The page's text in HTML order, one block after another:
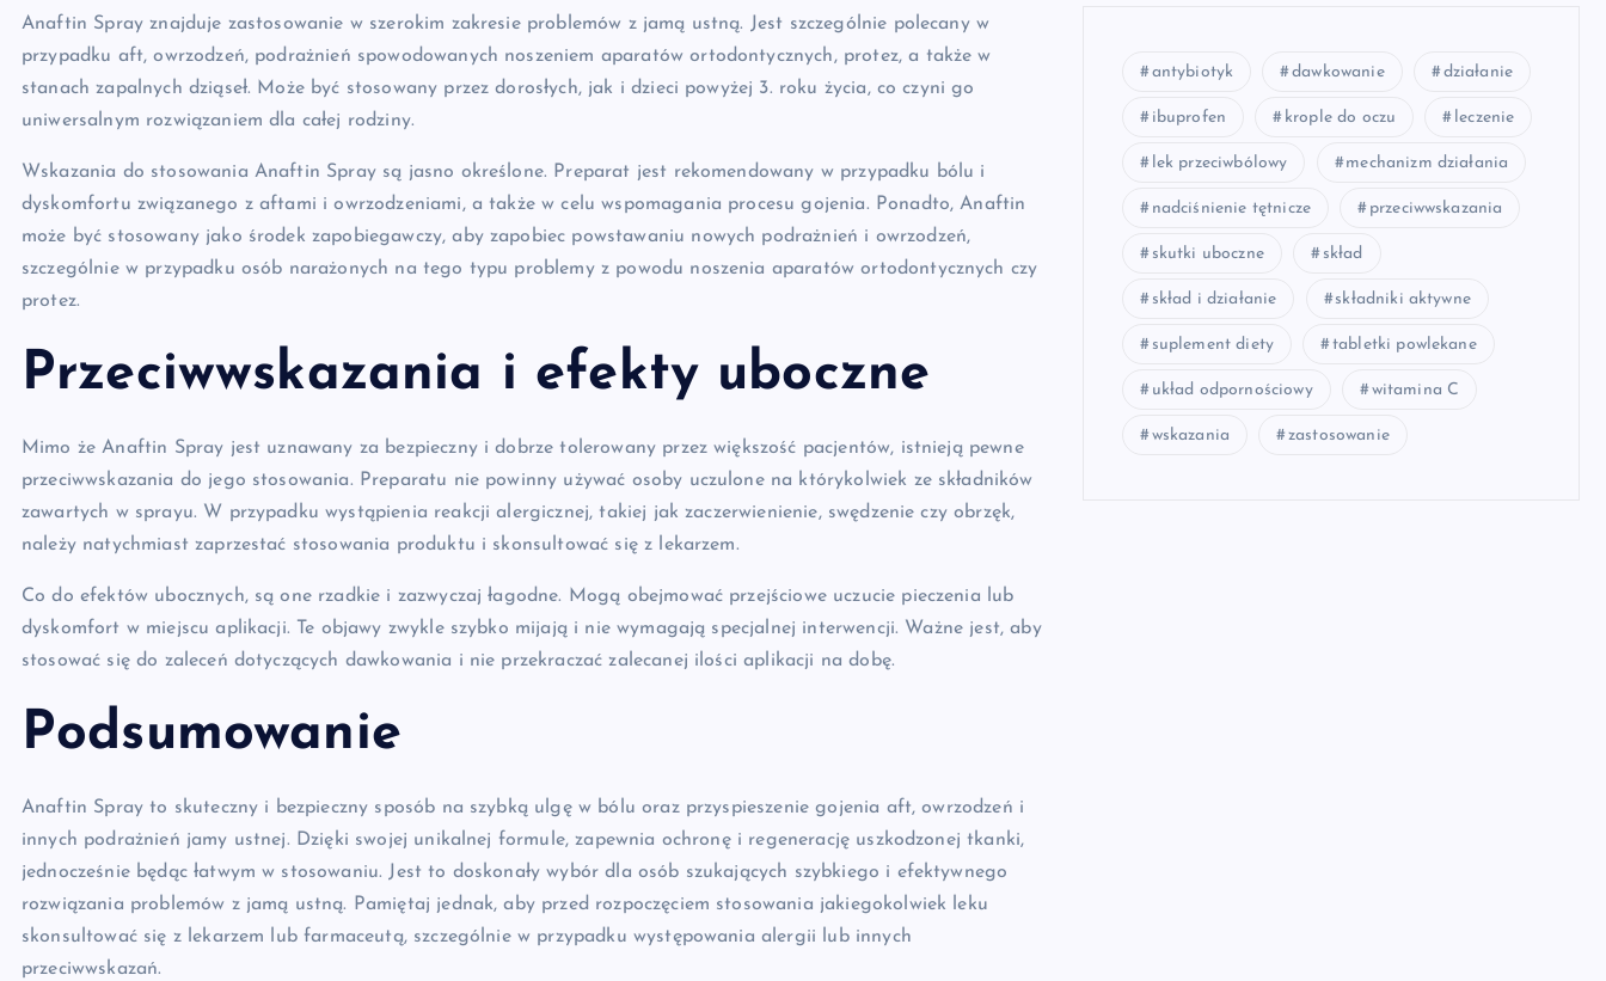
Anaftin Spray znajduje zastosowanie w szerokim zakresie problemów z jamą ustną. Jest szczególnie polecany w
przypadku aft, owrzodzeń, podrażnień spowodowanych noszeniem aparatów ortodontycznych, protez, a także w
stanach zapalnych dziąseł. Może być stosowany przez dorosłych, jak i dzieci powyżej 3. roku życia, co czyni go
uniwersalnym rozwiązaniem dla całej rodziny.
Wskazania do stosowania Anaftin Spray są jasno określone. Preparat jest rekomendowany w przypadku bólu i
dyskomfortu związanego z aftami i owrzodzeniami, a także w celu wspomagania procesu gojenia. Ponadto, Anaftin
może być stosowany jako środek zapobiegawczy, aby zapobiec powstawaniu nowych podrażnień i owrzodzeń,
szczególnie w przypadku osób narażonych na tego typu problemy z powodu noszenia aparatów ortodontycznych czy
protez.
Przeciwwskazania i efekty uboczne
Mimo że Anaftin Spray jest uznawany za bezpieczny i dobrze tolerowany przez większość pacjentów, istnieją pewne
przeciwwskazania do jego stosowania. Preparatu nie powinny używać osoby uczulone na którykolwiek ze składników
zawartych w sprayu. W przypadku wystąpienia reakcji alergicznej, takiej jak zaczerwienienie, swędzenie czy obrzęk,
należy natychmiast zaprzestać stosowania produktu i skonsultować się z lekarzem.
Co do efektów ubocznych, są one rzadkie i zazwyczaj łagodne. Mogą obejmować przejściowe uczucie pieczenia lub
dyskomfort w miejscu aplikacji. Te objawy zwykle szybko mijają i nie wymagają specjalnej interwencji. Ważne jest, aby
stosować się do zaleceń dotyczących dawkowania i nie przekraczać zalecanej ilości aplikacji na dobę.
Podsumowanie
Anaftin Spray to skuteczny i bezpieczny sposób na szybką ulgę w bólu oraz przyspieszenie gojenia aft, owrzodzeń i
innych podrażnień jamy ustnej. Dzięki swojej unikalnej formule, zapewnia ochronę i regenerację uszkodzonej tkanki,
jednocześnie będąc łatwym w stosowaniu. Jest to doskonały wybór dla osób szukających szybkiego i efektywnego
rozwiązania problemów z jamą ustną. Pamiętaj jednak, aby przed rozpoczęciem stosowania jakiegokolwiek leku
skonsultować się z lekarzem lub farmaceutą, szczególnie w przypadku występowania alergii lub innych
przeciwwskazań.
antybiotyk dawkowanie działanie
ibuprofen krople do oczu leczenie
lek przeciwbólowy mechanizm działania
nadciśnienie tętnicze przeciwwskazania
skutki uboczne skład
skład i działanie składniki aktywne
suplement diety tabletki powlekane
układ odpornościowy witamina C
wskazania zastosowanie